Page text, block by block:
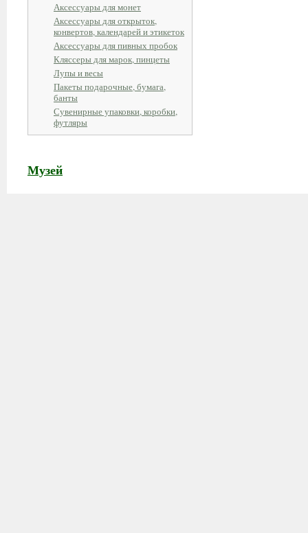
Аксессуары для монет
Аксессуары для открыток,
конвертов, календарей и этикеток
Аксессуары для пивных пробок
Кляссеры для марок, пинцеты
Лупы и весы
Пакеты подарочные, бумага,
банты
Сувенирные упаковки, коробки,
футляры
Музей